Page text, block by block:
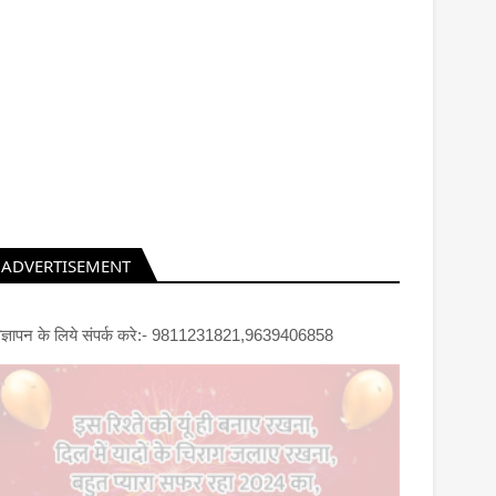
ADVERTISEMENT
के लिये संपर्क करे:- 9811231821,9639406858